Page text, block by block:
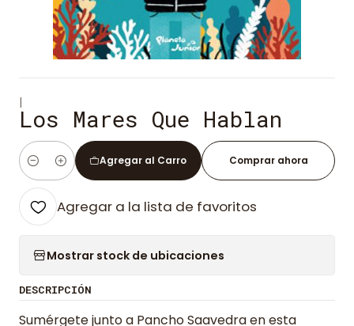
|
Los Mares Que Hablan
Cantidad
Agregar al Carro Comprar ahora
Agregar a la lista de favoritos
Mostrar stock de ubicaciones
DESCRIPCIÓN
Sumérgete junto a Pancho Saavedra en esta